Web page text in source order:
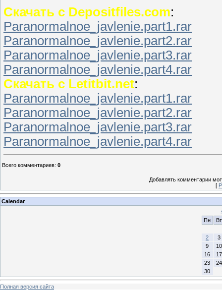
Скачать с Depositfiles.com:
Paranormalnoe_javlenie.part1.rar
Paranormalnoe_javlenie.part2.rar
Paranormalnoe_javlenie.part3.rar
Paranormalnoe_javlenie.part4.rar
Скачать с Letitbit.net:
Paranormalnoe_javlenie.part1.rar
Paranormalnoe_javlenie.part2.rar
Paranormalnoe_javlenie.part3.rar
Paranormalnoe_javlenie.part4.rar
Всего комментариев: 0
Добавлять комментарии
[
Calendar
Пн
Вт
2
3
9
10
16
17
23
24
30
Полная версия сайта